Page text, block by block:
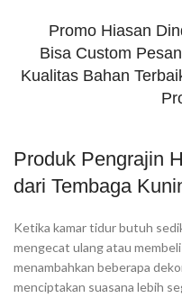
Promo Hiasan
Bisa Custom
Kualitas Bahan
Produk Pengrajin
dari Tembaga
Ketika kamar tidur butuh
mengecat ulang atau
menambahkan beberapa
menciptakan suasana lebih